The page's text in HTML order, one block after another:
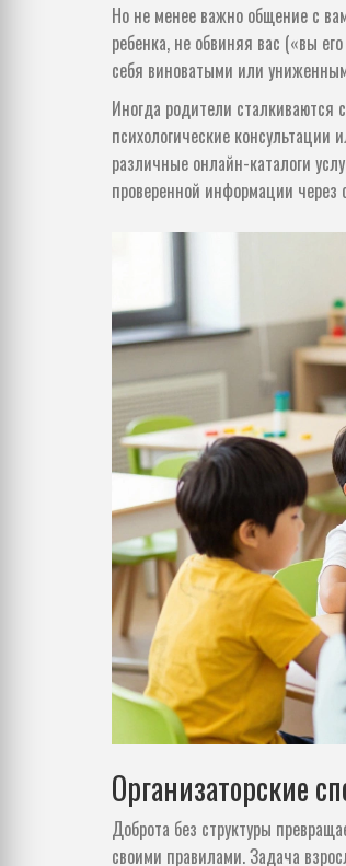
Но не менее важно общение с
ребенка, не обвиняя вас («вы
себя виноватыми или
Иногда родители
психологические
различные онлайн-каталоги
проверенной информации
Организаторские
Доброта без структуры
своими правилами. Задача